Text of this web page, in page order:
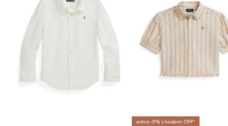
extra -5% z kodem: OFF*